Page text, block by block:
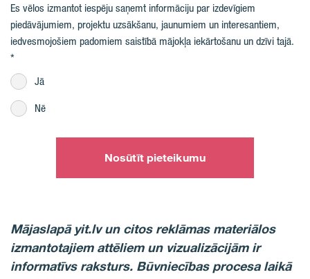
Es vēlos izmantot iespēju saņemt informāciju par izdevīgiem
piedāvājumiem, projektu uzsākšanu, jaunumiem un interesantiem,
iedvesmojošiem padomiem saistībā mājokļa iekārtošanu un dzīvi tajā.
Jā
Nē
Nosūtīt pieteikumu
Mājaslapā yit.lv un citos reklāmas materiālos
izmantotajiem attēliem un vizualizācijām ir
informatīvs raksturs. Būvniecības procesa laikā